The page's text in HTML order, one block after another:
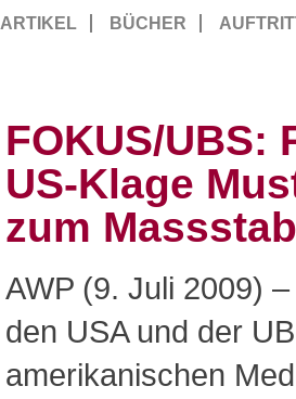
ARTIKEL BÜCHER
FOKUS/UBS:
US-Klage
zum
AWP (9. Juli 2009)
den USA und der
amerikanischen